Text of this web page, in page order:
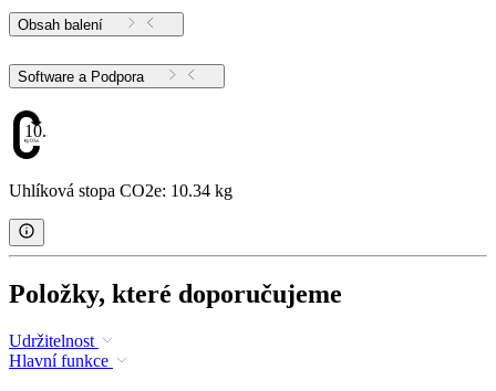
Obsah balení
Software a Podpora
10.34
Uhlíková stopa CO2e: 10.34 kg
Položky, které doporučujeme
Udržitelnost
Hlavní funkce